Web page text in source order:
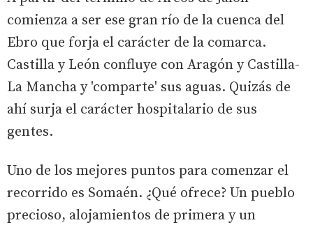
comienza a ser ese gran río de la cuenca del
Ebro que forja el carácter de la comarca.
Castilla y León confluye con Aragón y Castilla-
La Mancha y 'comparte' sus aguas. Quizás de
ahí surja el carácter hospitalario de sus
gentes.
Uno de los mejores puntos para comenzar el
recorrido es Somaén. ¿Qué ofrece? Un pueblo
precioso, alojamientos de primera y un